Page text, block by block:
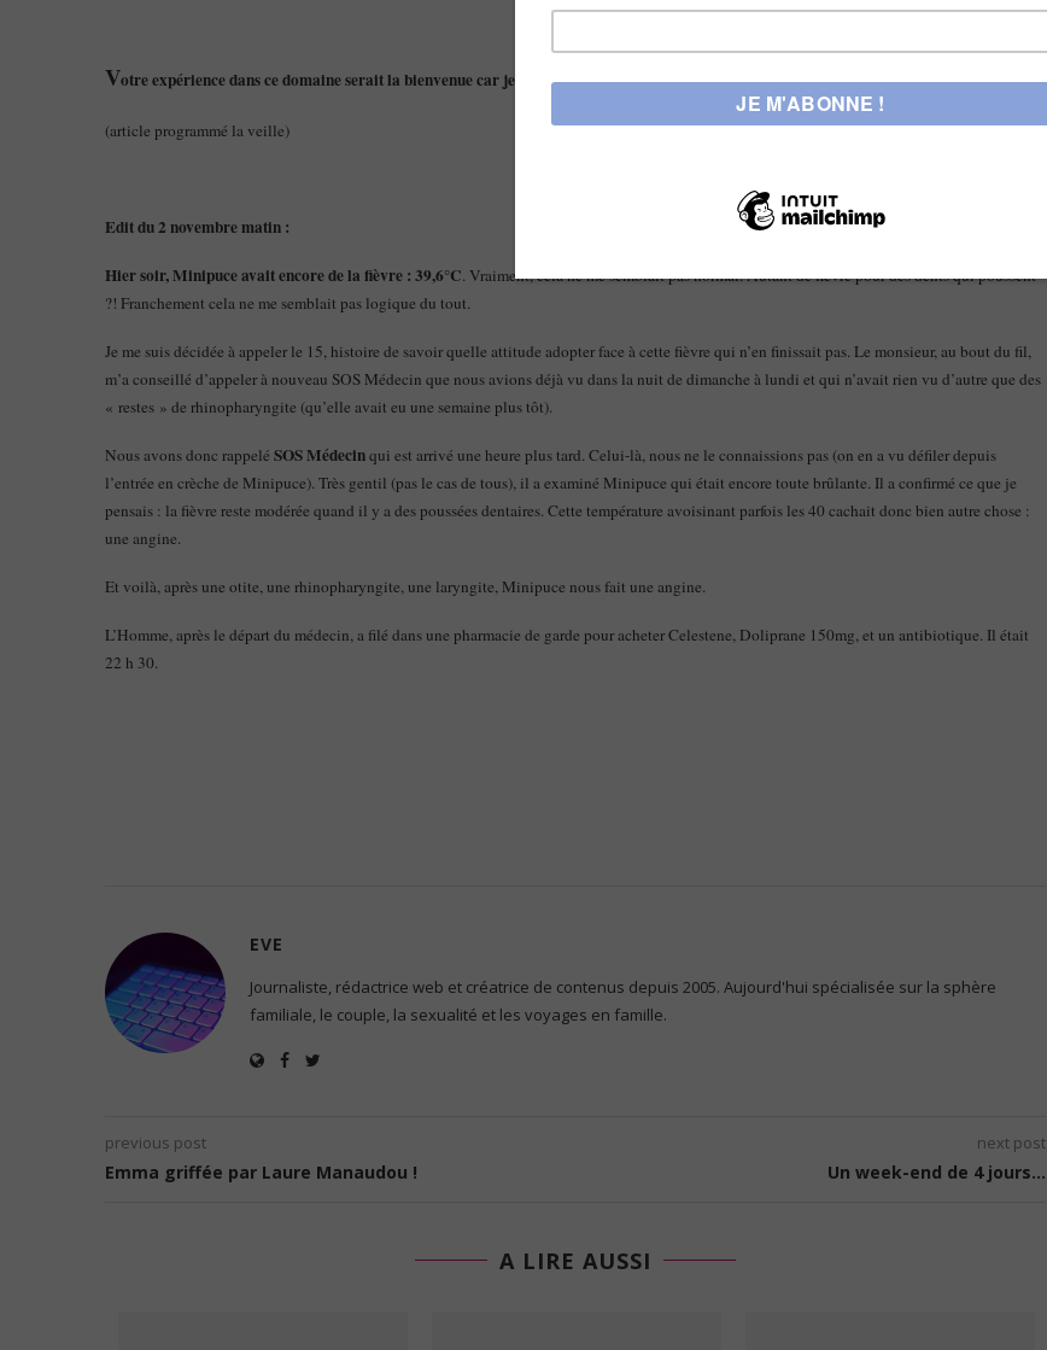
Votre expérience dans ce domaine serait la bienvenue car je commence un peu (voire beaucoup) à m’inquiéter.
(article programmé la veille)
Edit du 2 novembre matin :
Hier soir, Minipuce avait encore de la fièvre : 39,6°C. Vraiment, cela ne me semblait pas normal. Autant de fièvre pour des dents qui poussent
?! Franchement cela ne me semblait pas logique du tout.
Je me suis décidée à appeler le 15, histoire de savoir quelle attitude adopter face à cette fièvre qui n’en finissait pas. Le monsieur, au bout du fil,
m’a conseillé d’appeler à nouveau SOS Médecin que nous avions déjà vu dans la nuit de dimanche à lundi et qui n’avait rien vu d’autre que des
« restes » de rhinopharyngite (qu’elle avait eu une semaine plus tôt).
Nous avons donc rappelé SOS Médecinqui est arrivé une heure plus tard. Celui-là, nous ne le connaissions pas (on en a vu défiler depuis
l’entrée en crèche de Minipuce). Très gentil (pas le cas de tous), il a examiné Minipuce qui était encore toute brûlante. Il a confirmé ce que je
pensais : la fièvre reste modérée quand il y a des poussées dentaires. Cette température avoisinant parfois les 40 cachait donc bien autre chose :
une angine.
Et voilà, après une otite, une rhinopharyngite, une laryngite, Minipuce nous fait une angine.
L’Homme, après le départ du médecin, a filé dans une pharmacie de garde pour acheter Celestene, Doliprane 150mg, et un antibiotique. Il était
22 h 30.
EVE
Journaliste, rédactrice web et créatrice de contenus depuis 2005. Aujourd'hui spécialisée sur la sphère
familiale, le couple, la sexualité et les voyages en famille.
previous post
Emma griffée par Laure Manaudou !
next post
Un week-end de 4 jours…
A LIRE AUSSI